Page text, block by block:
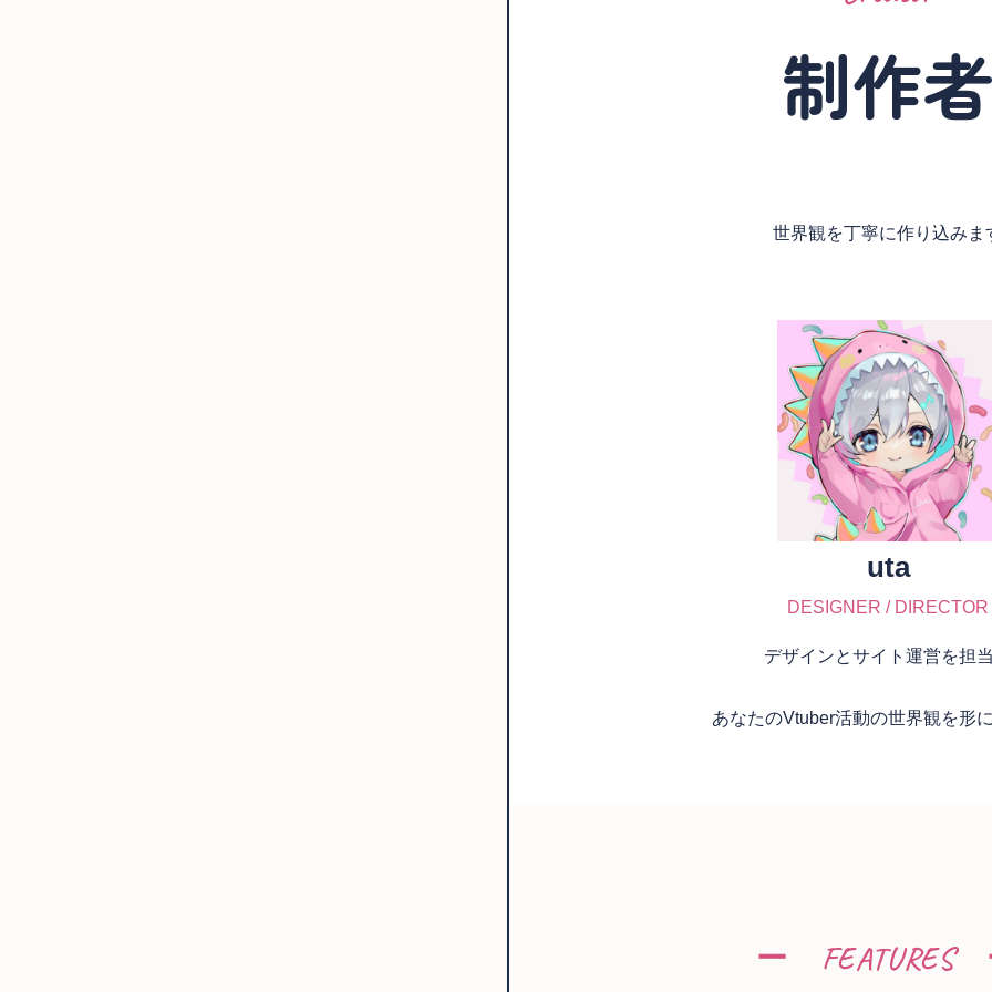
制作
世界観を丁寧に作り込みま
uta
DESIGNER / DIRECTOR
デザインとサイト運営を担
あなたのVtuber活動の世界観を形
ー FEATURES